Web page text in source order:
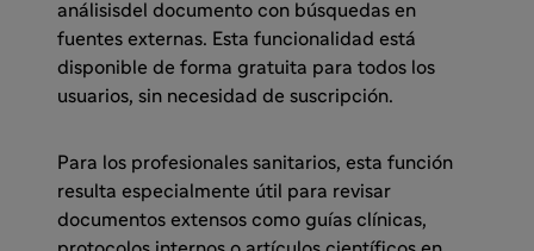
análisisdel documento con búsquedas en
fuentes externas. Esta funcionalidad está
disponible de forma gratuita para todos los
usuarios, sin necesidad de suscripción.
Para los profesionales sanitarios, esta función
resulta especialmente útil para revisar
documentos extensos como guías clínicas,